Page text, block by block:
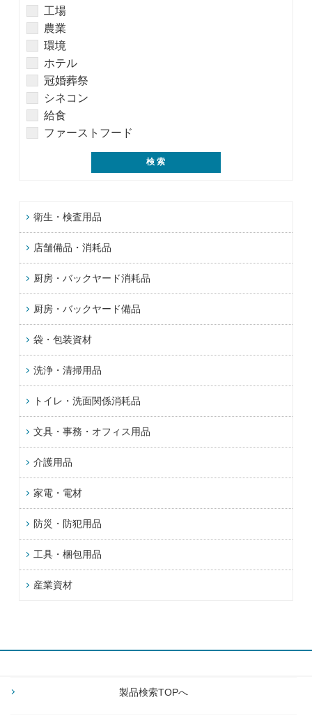
工場
農業
環境
ホテル
冠婚葬祭
シネコン
給食
ファーストフード
衛生・検査用品
店舗備品・消耗品
厨房・バックヤード消耗品
厨房・バックヤード備品
袋・包装資材
洗浄・清掃用品
トイレ・洗面関係消耗品
文具・事務・オフィス用品
介護用品
家電・電材
防災・防犯用品
工具・梱包用品
産業資材
製品検索TOPへ